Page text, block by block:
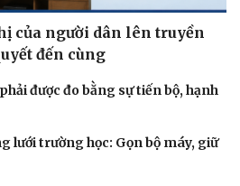
của người dân lên truyền
đến cùng
được đo bằng sự tiến bộ, hạnh
lưới trường học: Gọn bộ máy, giữ